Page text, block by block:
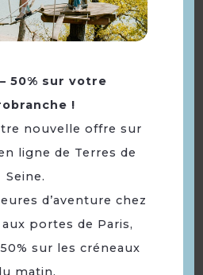
la Seine à
la-Jolie
50% sur votre
!
nouvelle offre sur
ligne de Terres de
Seine.
d’aventure chez
portes de Paris,
sur les créneaux
matin.